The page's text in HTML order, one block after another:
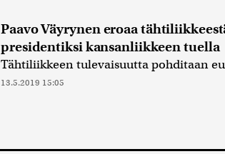
Paavo Väyrynen eroaa
presidentiksi kansanliikkeen tuella
Tähtiliikkeen tulevaisuutta pohditaan
13.5.2019 15:05